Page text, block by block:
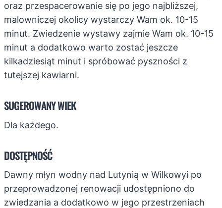
oraz przespacerowanie się po jego najbliższej,
malowniczej okolicy wystarczy Wam ok. 10-15
minut. Zwiedzenie wystawy zajmie Wam ok. 10-15
minut a dodatkowo warto zostać jeszcze
kilkadziesiąt minut i spróbować pyszności z
tutejszej kawiarni.
SUGEROWANY WIEK
Dla każdego.
DOSTĘPNOŚĆ
Dawny młyn wodny nad Lutynią w Wilkowyi po
przeprowadzonej renowacji udostępniono do
zwiedzania a dodatkowo w jego przestrzeniach